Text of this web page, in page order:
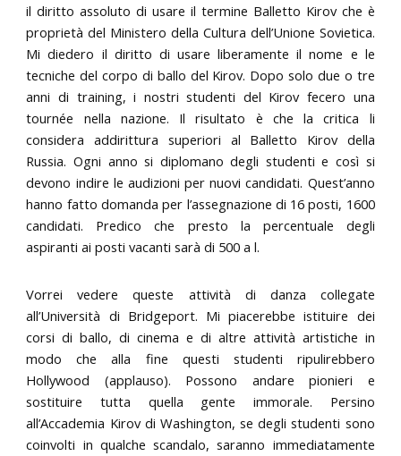
il diritto assoluto di usare il termine Balletto Kirov che è
proprietà del Ministero della Cultura dell’Unione Sovietica.
Mi diedero il diritto di usare liberamente il nome e le
tecniche del corpo di ballo del Kirov. Dopo solo due o tre
anni di training, i nostri studenti del Kirov fecero una
tournée nella nazione. Il risultato è che la critica li
considera addirittura superiori al Balletto Kirov della
Russia. Ogni anno si diplomano degli studenti e così si
devono indire le audizioni per nuovi candidati. Quest’anno
hanno fatto domanda per l’assegnazione di 16 posti, 1600
candidati. Predico che presto la percentuale degli
aspiranti ai posti vacanti sarà di 500 a l.
Vorrei vedere queste attività di danza collegate
all’Università di Bridgeport. Mi piacerebbe istituire dei
corsi di ballo, di cinema e di altre attività artistiche in
modo che alla fine questi studenti ripulirebbero
Hollywood (applauso). Possono andare pionieri e
sostituire tutta quella gente immorale. Persino
all’Accademia Kirov di Washington, se degli studenti sono
coinvolti in qualche scandalo, saranno immediatamente